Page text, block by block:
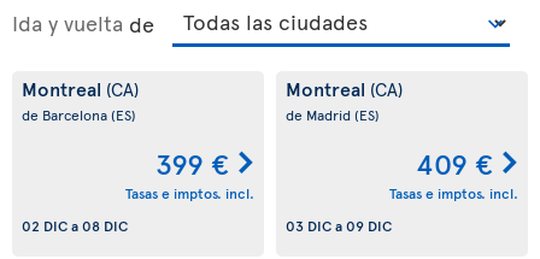
Ida y vuelta de
Montreal (CA)
de Barcelona(ES)
399 €
Tasas e imptos. incl.
02 DICa08 DIC
Montreal (CA)
de Madrid(ES)
409 €
Tasas e imptos. incl.
03 DICa09 DIC